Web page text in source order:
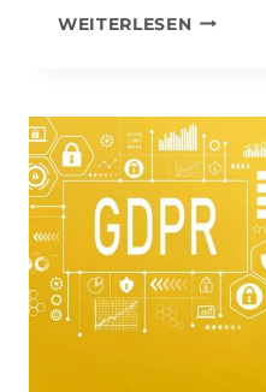
WEITERLESEN
DU
ALS
COACH
MIT
EINEM